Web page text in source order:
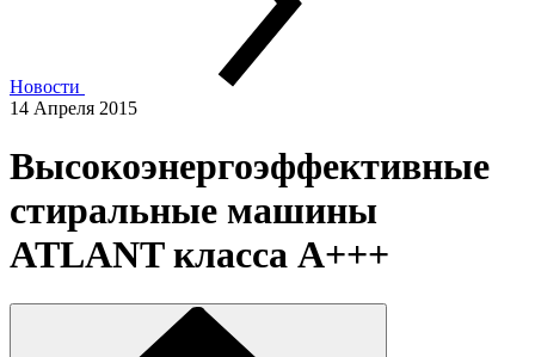
Новости
14 Апреля 2015
Высокоэнергоэффективные
стиральные машины
ATLANT класса А+++